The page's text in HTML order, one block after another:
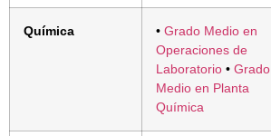
Química • Grado Medio en
Operaciones de
Laboratorio • Grado
Medio en Planta
Química